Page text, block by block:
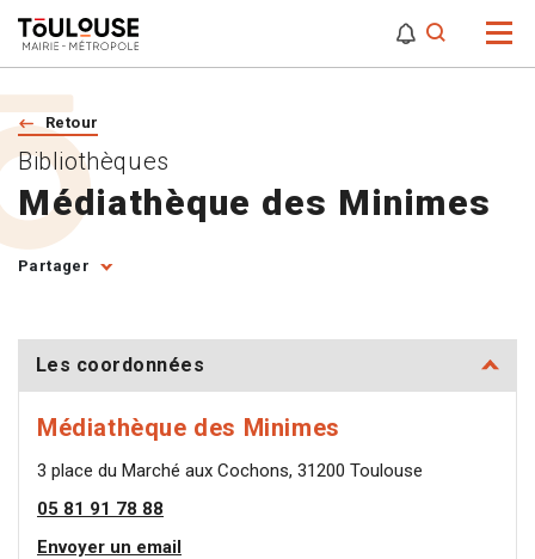
Retour
Médiathèque des Minimes
Bibliothèques
Partager
Les coordonnées
Médiathèque des Minimes
3 place du Marché aux Cochons, 31200 Toulouse
05 81 91 78 88
Envoyer un email